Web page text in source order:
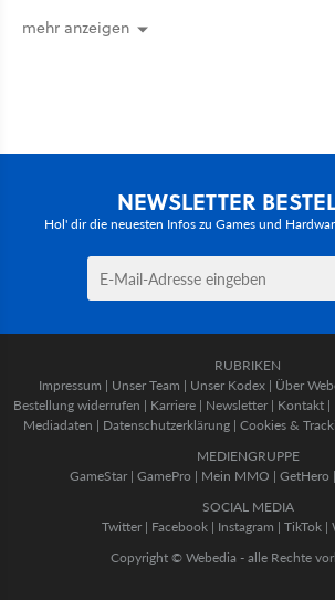
mehr anzeigen
NEWSLETTER
Hol' dir die neuesten Infos zu Games und
RUBRIKEN
Impressum | Unser Team | Unser Kodex | Über
Bestellung widerrufen | Karriere | Newsletter | Kontakt |
Mediadaten | Datenschutzerklärung | Cookies &
MEDIENGRUPPE
GameStar| GamePro | Mein MMO | GetHero |
SOCIAL MEDIA
Twitter | Facebook | Instagram | TikTok |
Copyright © Webedia - alle Rechte